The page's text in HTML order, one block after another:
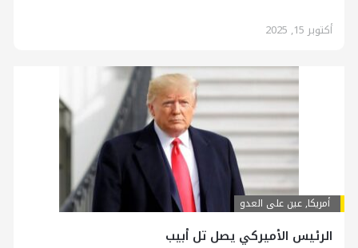
أكتوبر 15, 2025
أمريكا,عين على العدو
الرئيس الأميركي يصل تل أبيب